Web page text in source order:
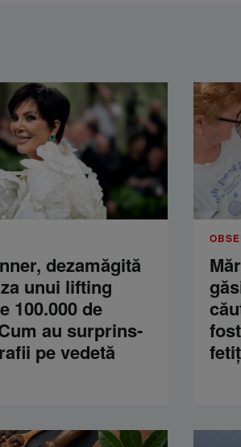
dezamăgită
unui lifting
100.000 de
au surprins-
pe vedetă